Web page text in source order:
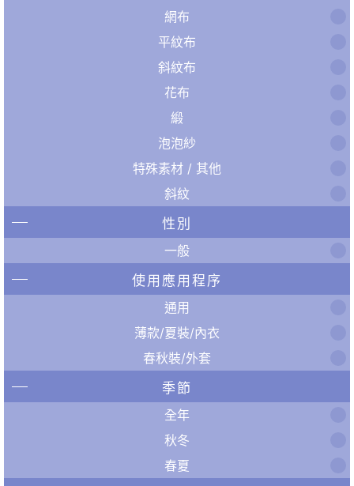
網布
平紋布
斜紋布
花布
緞
泡泡紗
特殊素材 / 其他
斜紋
性別
一般
使用應用程序
通用
薄款/夏裝/內衣
春秋裝/外套
季節
全年
秋冬
春夏